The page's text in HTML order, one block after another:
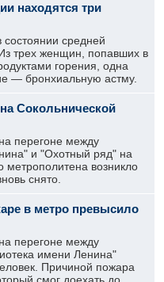
находятся три
средней
трех женщин, попавших в
горения, одна
— бронхиальную астму.
Сокольнической
перегоне между
и "Охотный ряд" на
метрополитена возникло
снято.
в метро превысило
перегоне между
имени Ленина"
Причиной пожара